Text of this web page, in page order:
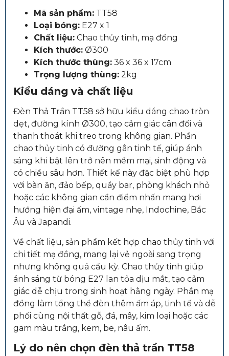
Mã sản phẩm: TT58
Loại bóng: E27 x 1
Chất liệu: Chao thủy tinh, mạ đồng
Kích thước: Ø300
Kích thước thùng: 36 x 36 x 17cm
Trọng lượng thùng: 2kg
Kiểu dáng và chất liệu
Đèn Thả Trần TT58 sở hữu kiểu dáng chao tròn
dẹt, đường kính Ø300, tạo cảm giác cân đối và
thanh thoát khi treo trong không gian. Phần
chao thủy tinh có đường gân tinh tế, giúp ánh
sáng khi bật lên trở nên mềm mại, sinh động và
có chiều sâu hơn. Thiết kế này đặc biệt phù hợp
với bàn ăn, đảo bếp, quầy bar, phòng khách nhỏ
hoặc các không gian cần điểm nhấn mang hơi
hướng hiện đại ấm, vintage nhẹ, Indochine, Bắc
Âu và Japandi.
Về chất liệu, sản phẩm kết hợp chao thủy tinh với
chi tiết mạ đồng, mang lại vẻ ngoài sang trọng
nhưng không quá cầu kỳ. Chao thủy tinh giúp
ánh sáng từ bóng E27 lan tỏa dịu mắt, tạo cảm
giác dễ chịu trong sinh hoạt hằng ngày. Phần mạ
đồng làm tổng thể đèn thêm ấm áp, tinh tế và dễ
phối cùng nội thất gỗ, đá, mây, kim loại hoặc các
gam màu trắng, kem, be, nâu ấm.
Lý do nên chọn đèn thả trần TT58